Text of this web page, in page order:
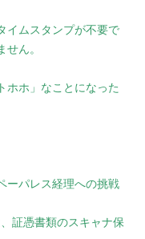
イムスタンプが不要で
ん。
ホホ」なことになった
ーパレス経理への挑戦
証憑書類のスキャナ保